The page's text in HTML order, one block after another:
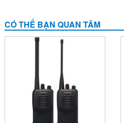
CÓ THỂ BẠN QUAN TÂM